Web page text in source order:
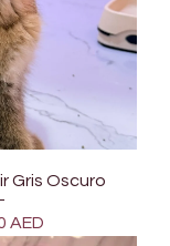
Gris Oscuro
AED